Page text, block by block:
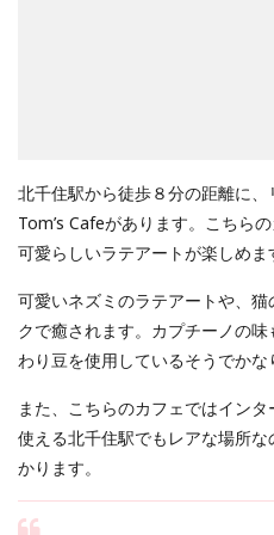
北千住駅から徒歩８分の距離に
Tom’s Cafeがあります。こちら
可愛らしいラテアートが楽しめま
可愛いネズミのラテアートや、
クで癒されます。カプチーノの
わり豆を使用しているそうでかな
また、こちらのカフェではイン
使える北千住駅でもレアな場所
かります。